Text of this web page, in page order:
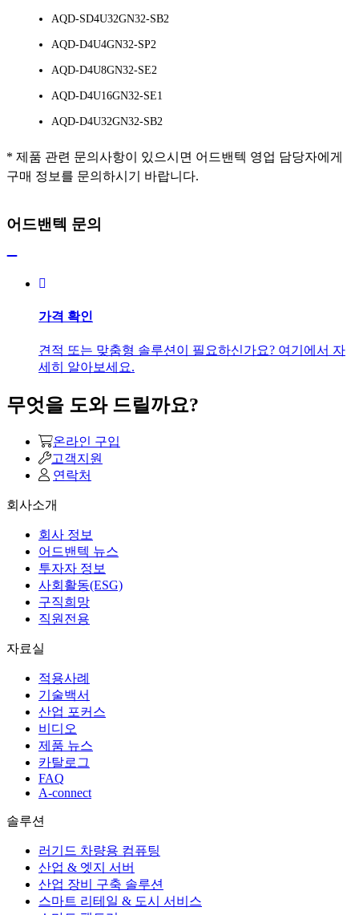
AQD-SD4U32GN32-SB2
AQD-D4U4GN32-SP2
AQD-D4U8GN32-SE2
AQD-D4U16GN32-SE1
AQD-D4U32GN32-SB2
* 제품 관련 문의사항이 있으시면 어드밴텍 영업 담당자에게
구매 정보를 문의하시기 바랍니다.
어드밴텍 문의
가격 확인
견적 또는 맞춤형 솔루션이 필요하신가요? 여기에서 자
세히 알아보세요.
무엇을 도와 드릴까요?
온라인 구입
고객지원
연락처
회사소개
회사 정보
어드밴텍 뉴스
투자자 정보
사회활동(ESG)
구직희망
직원전용
자료실
적용사례
기술백서
산업 포커스
비디오
제품 뉴스
카탈로그
FAQ
A-connect
솔루션
러기드 차량용 컴퓨팅
산업 & 엣지 서버
산업 장비 구축 솔루션
스마트 리테일 & 도시 서비스